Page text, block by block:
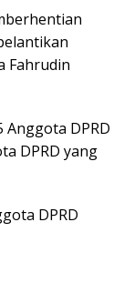
Fahrudin
DPRD
DPRD yang
DPRD